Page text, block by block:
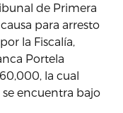
de Primera
para arresto
la Fiscalía,
Portela
la cual
encuentra bajo